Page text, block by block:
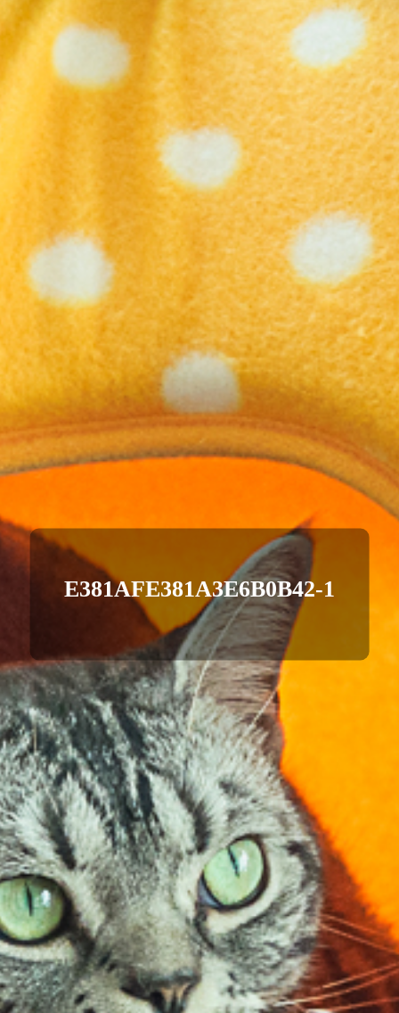
E381AFE381A3E6B0B42-1